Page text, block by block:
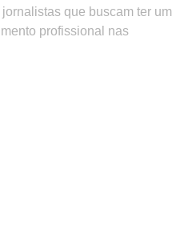
que buscam ter um
profissional nas